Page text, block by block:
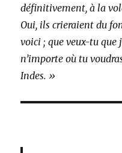
définitivement, à la
Oui, ils crieraient du
voici ; que veux-tu que
n’importe où tu
Indes. »